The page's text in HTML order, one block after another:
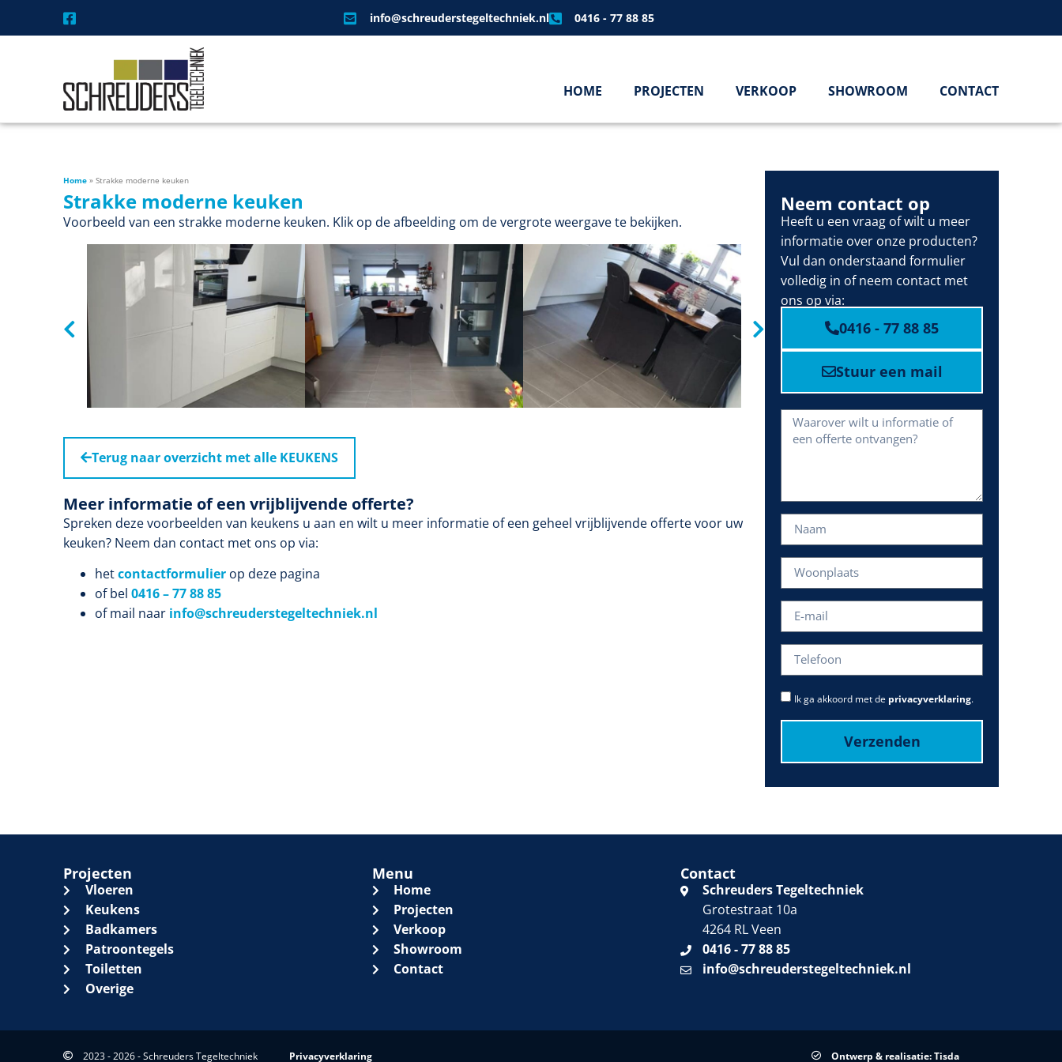
info@schreuderstegeltechniek.nl 0416 - 77 88 85
HOME PROJECTEN VERKOOP SHOWROOM CONTACT
Home » Strakke moderne keuken
Strakke moderne keuken
Voorbeeld van een strakke moderne keuken. Klik op de afbeelding om de vergrote weergave te bekijken.
Terug naar overzicht met alle KEUKENS
Meer informatie of een vrijblijvende offerte?
Spreken deze voorbeelden van keukens u aan en wilt u meer informatie of een geheel vrijblijvende offerte voor uw
keuken? Neem dan contact met ons op via:
hetcontactformulier op deze pagina
of bel 0416 – 77 88 85
of mail naar info@schreuderstegeltechniek.nl
Neem contact op
Heeft u een vraag of wilt u meer
informatie over onze producten?
Vul dan onderstaand formulier
volledig in of neem contact met
ons op via:
0416 - 77 88 85
Stuur een mail
Ik ga akkoord met de privacyverklaring.
Verzenden
Projecten
Vloeren
Keukens
Badkamers
Patroontegels
Toiletten
Overige
Menu
Home
Projecten
Verkoop
Showroom
Contact
Contact
Schreuders Tegeltechniek
Grotestraat 10a
4264 RL Veen
0416 - 77 88 85
info@schreuderstegeltechniek.nl
2023 - 2026 - Schreuders Tegeltechniek Privacyverklaring Ontwerp & realisatie: Tisda